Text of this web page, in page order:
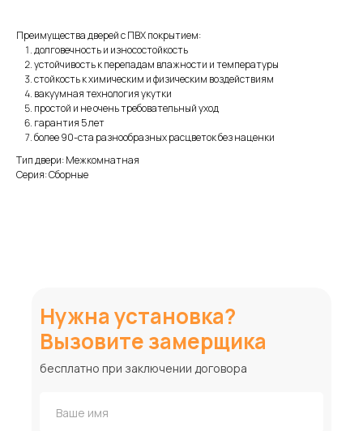
Преимущества дверей с ПВХ покрытием:
долговечность и износостойкость
устойчивость к перепадам влажности и температуры
стойкость к химическим и физическим воздействиям
вакуумная технология укутки
простой и не очень требовательный уход
гарантия 5 лет
более 90-ста разнообразных расцветок без наценки
Тип двери: Межкомнатная
Серия: Сборные
Нужна установка?
Вызовите замерщика
бесплатно при заключении договора